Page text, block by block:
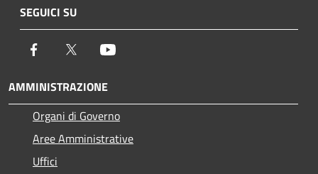
SEGUICI SU
Facebook Twitter
AMMINISTRAZIONE
Organi di Governo
Aree Amministrative
Uffici